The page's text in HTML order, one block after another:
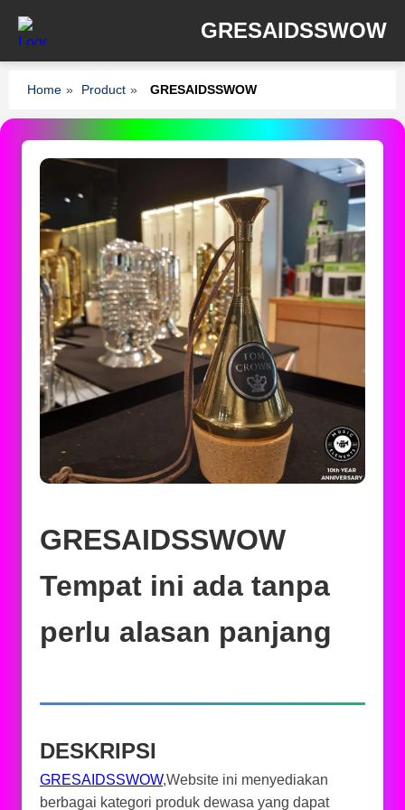
GRESAIDSSWOW
Home » Product » GRESAIDSSWOW
GRESAIDSSWOW
Tempat ini ada tanpa
perlu alasan panjang
DESKRIPSI
GRESAIDSSWOW,Website ini menyediakan
berbagai kategori produk dewasa yang dapat